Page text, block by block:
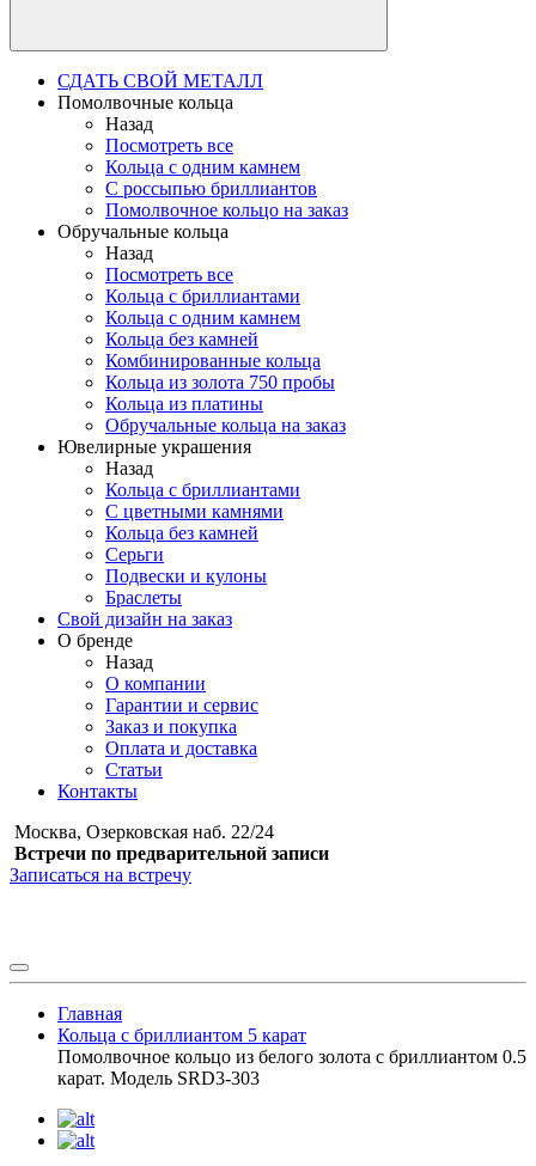
СДАТЬ СВОЙ МЕТАЛЛ
Помолвочные кольца
Назад
Посмотреть все
Кольца с одним камнем
С россыпью бриллиантов
Помолвочное кольцо на заказ
Обручальные кольца
Назад
Посмотреть все
Кольца с бриллиантами
Кольца с одним камнем
Кольца без камней
Комбинированные кольца
Кольца из золота 750 пробы
Кольца из платины
Обручальные кольца на заказ
Ювелирные украшения
Назад
Кольца с бриллиантами
С цветными камнями
Кольца без камней
Серьги
Подвески и кулоны
Браслеты
Свой дизайн на заказ
О бренде
Назад
О компании
Гарантии и сервис
Заказ и покупка
Оплата и доставка
Статьи
Контакты
Москва, Озерковская наб. 22/24
Встречи по предварительной записи
Записаться на встречу
Главная
Кольца с бриллиантом 5 карат
Помолвочное кольцо из белого золота с бриллиантом 0.5
карат. Модель SRD3-303